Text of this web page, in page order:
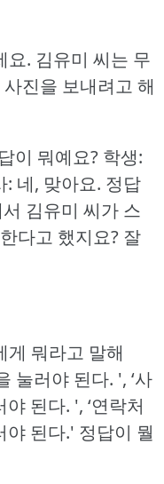
요. 김유미 씨는 무
진을 보내려고 해
이 뭐예요? 학생:
: 네, 맞아요. 정답
김유미 씨가 스
다고 했지요? 잘
게 뭐라고 말해
눌러야 된다. ', ‘사
야 된다. ', ‘연락처
야 된다.' 정답이 뭘